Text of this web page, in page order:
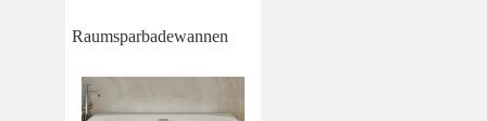
Raumsparbadewannen